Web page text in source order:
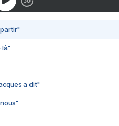
là"
a dit"